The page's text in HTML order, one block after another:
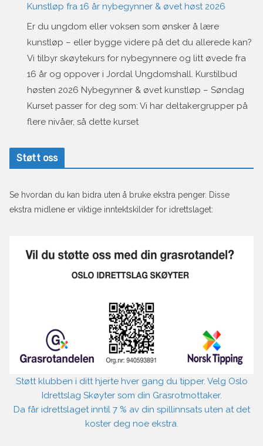
Kunstløp fra 16 år nybegynner & øvet høst 2026
Er du ungdom eller voksen som ønsker å lære
kunstløp – eller bygge videre på det du allerede kan?
Vi tilbyr skøytekurs for nybegynnere og litt øvede fra
16 år og oppover i Jordal Ungdomshall. Kurstilbud
høsten 2026 Nybegynner & øvet kunstløp – Søndag
Kurset passer for deg som: Vi har deltakergrupper på
flere nivåer, så dette kurset
Støtt oss
Se hvordan du kan bidra uten å bruke ekstra penger. Disse
ekstra midlene er viktige inntektskilder for idrettslaget:
Støtt klubben i ditt hjerte hver gang du tipper. Velg Oslo
Idrettslag Skøyter som din Grasrotmottaker.
Da får idrettslaget inntil 7 % av din spillinnsats uten at det
koster deg noe ekstra.